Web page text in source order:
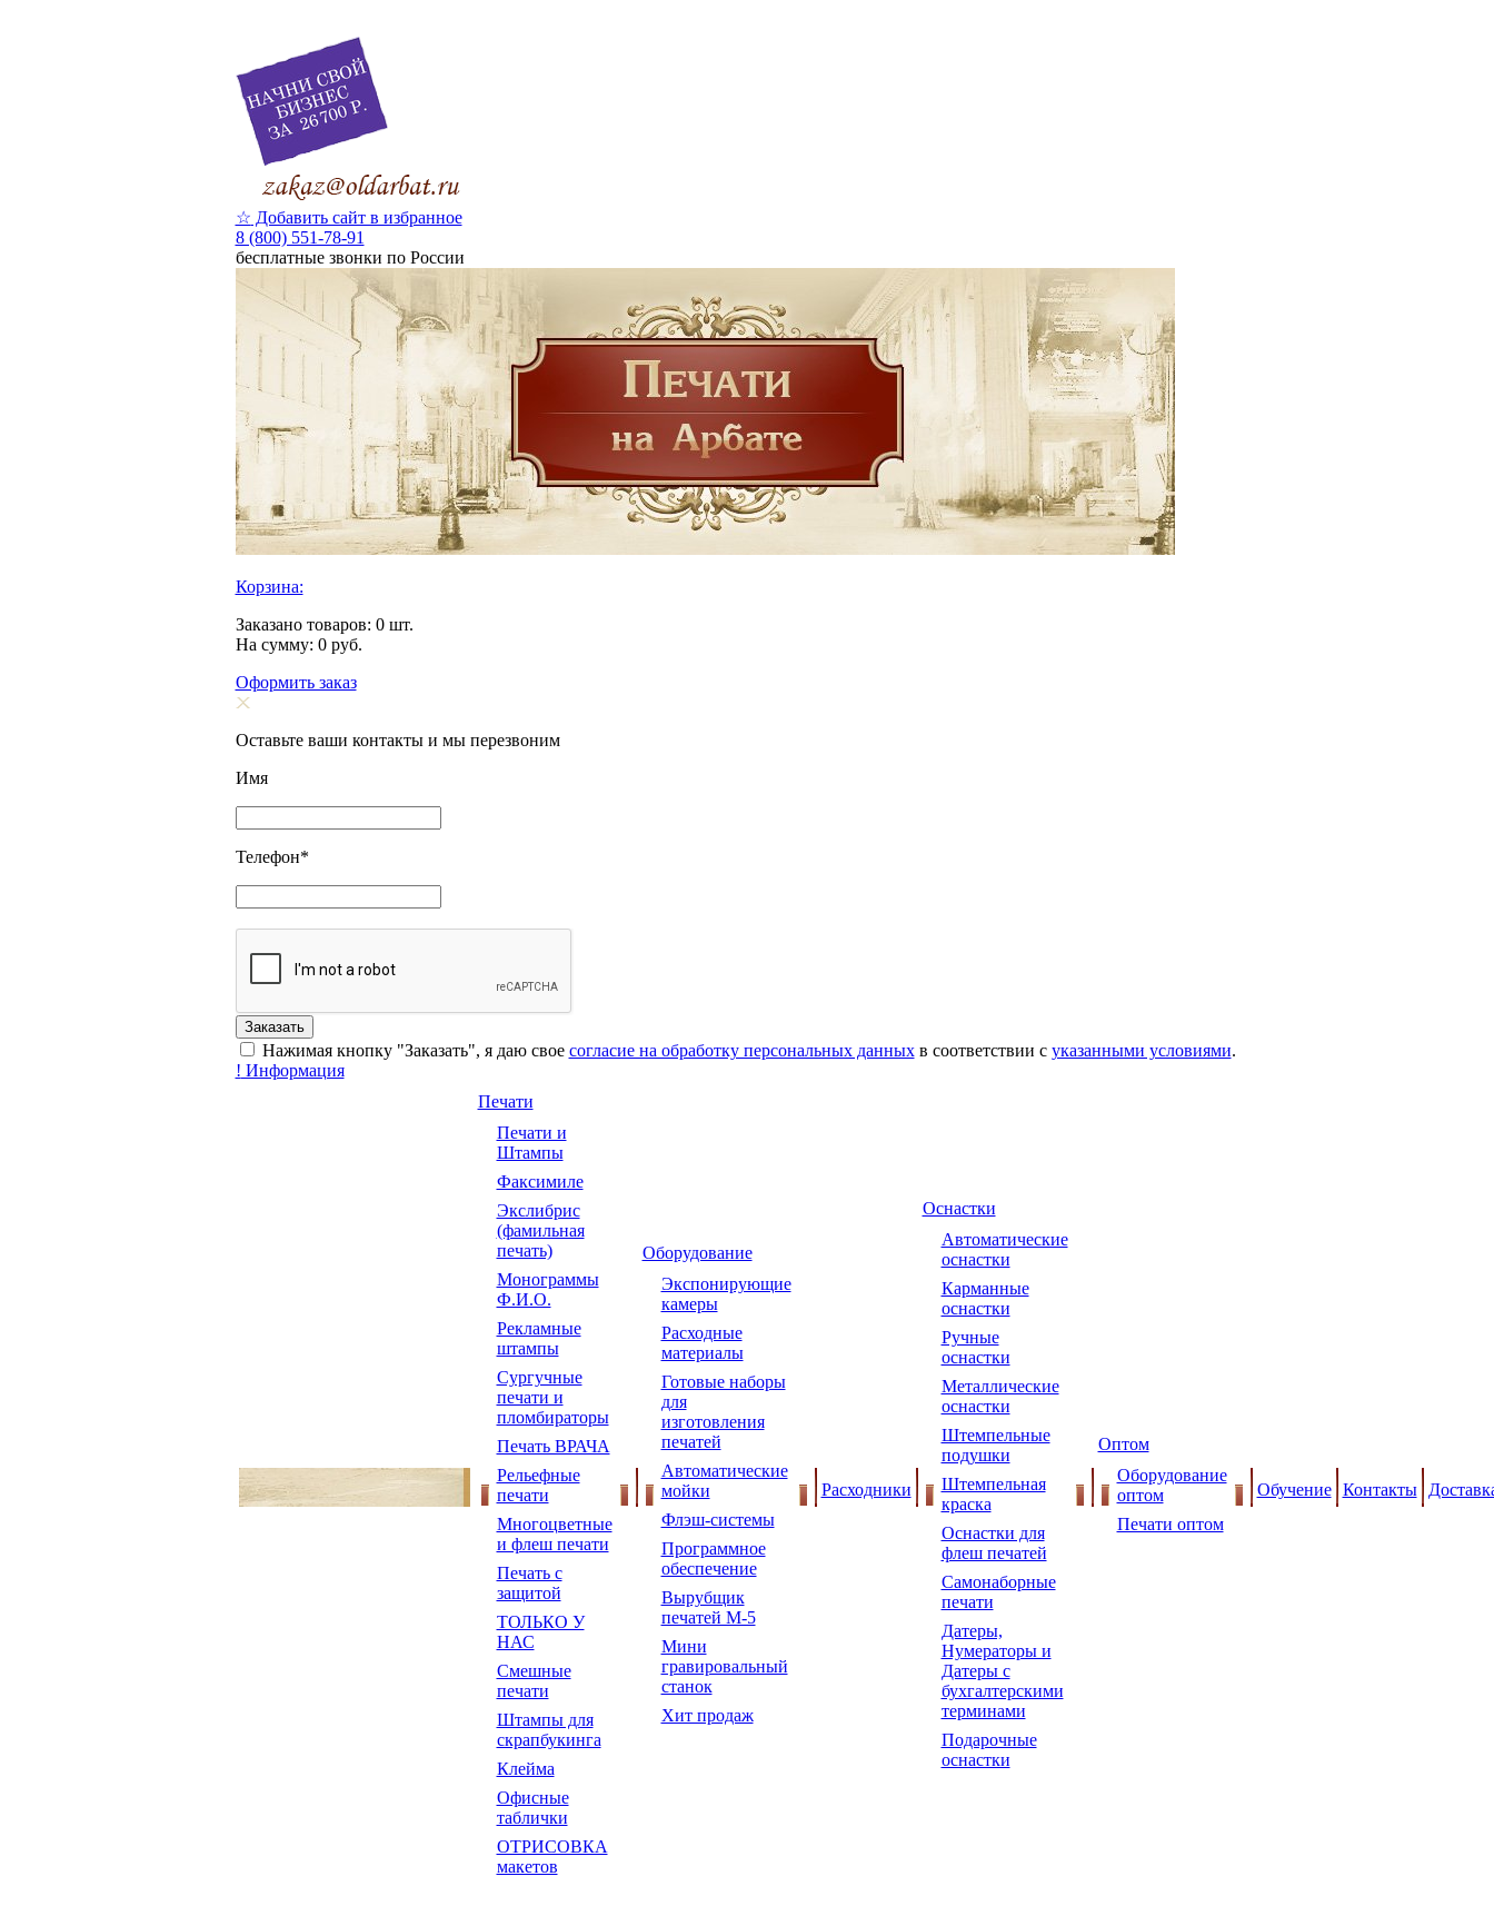
☆ Добавить сайт в избранное
8 (800) 551-78-91
бесплатные звонки по России
Корзина:
Заказано товаров: 0шт.
На сумму: 0руб.
Оформить заказ
Оставьте ваши контакты и мы перезвоним
Имя
Телефон*
Нажимая кнопку "Заказать", я даю свое согласие на обработку персональных данныхв соответствии с указанными условиями.
! Информация
Печати
Печати и
Штампы
Факсимиле
Экслибрис
(фамильная
печать)
Монограммы
Ф.И.О.
Рекламные
штампы
Сургучные
печати и
пломбираторы
Печать ВРАЧА
Рельефные
печати
Многоцветные
и флеш печати
Печать с
защитой
ТОЛЬКО У
НАС
Смешные
печати
Штампы для
скрапбукинга
Клейма
Офисные
таблички
ОТРИСОВКА
макетов
Оборудование
Экспонирующие
камеры
Расходные
материалы
Готовые наборы
для
изготовления
печатей
Автоматические
мойки
Флэш-системы
Программное
обеспечение
Вырубщик
печатей М-5
Мини
гравировальный
станок
Хит продаж
Расходники
Оснастки
Автоматические
оснастки
Карманные
оснастки
Ручные
оснастки
Металлические
оснастки
Штемпельные
подушки
Штемпельная
краска
Оснастки для
флеш печатей
Самонаборные
печати
Датеры,
Нумераторы и
Датеры с
бухгалтерскими
терминами
Подарочные
оснастки
Оптом
Оборудование
оптом
Печати оптом
Обучение Контакты